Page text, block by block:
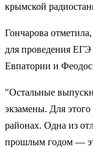
крымской
Гончарова
для проведения
Евпатории и
"Остальные
экзамены. Для этого
районах. Одна из
прошлым годом —